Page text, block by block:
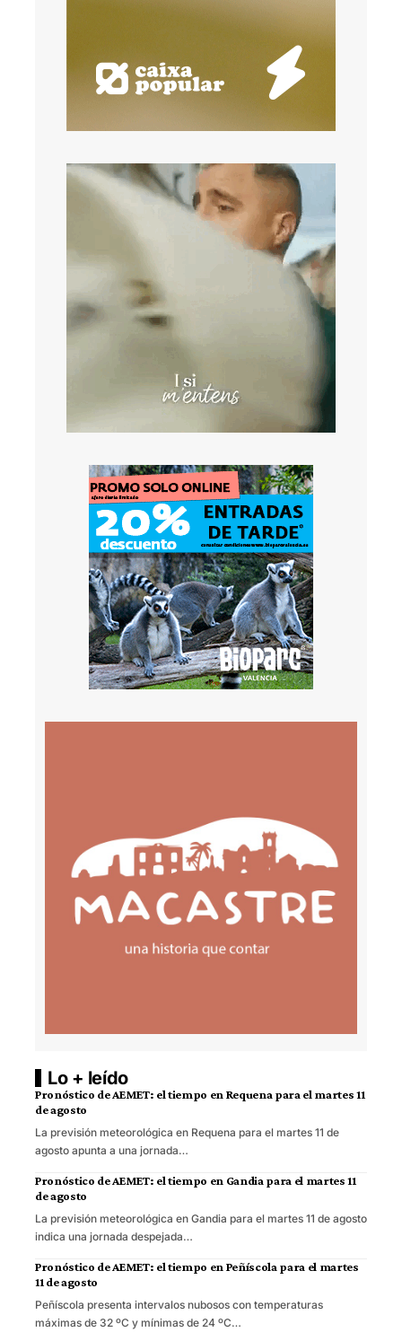
Lo + leído
Pronóstico de AEMET: el tiempo en Requena para el martes 11
de agosto
La previsión meteorológica en Requena para el martes 11 de
agosto apunta a una jornada…
Pronóstico de AEMET: el tiempo en Gandia para el martes 11
de agosto
La previsión meteorológica en Gandia para el martes 11 de agosto
indica una jornada despejada…
Pronóstico de AEMET: el tiempo en Peñíscola para el martes
11 de agosto
Peñíscola presenta intervalos nubosos con temperaturas
máximas de 32 ºC y mínimas de 24 ºC…